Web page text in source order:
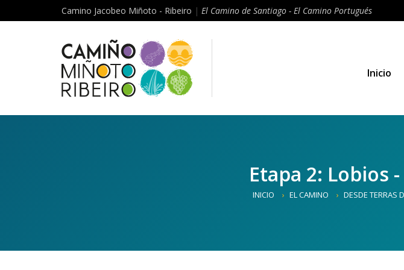
Camino Jacobeo Miñoto - Ribeiro | El Camino de Santiago - El Camino Portugués
Inicio
Etapa 2: Lobios
INICIO EL CAMINO DESDE TERRAS